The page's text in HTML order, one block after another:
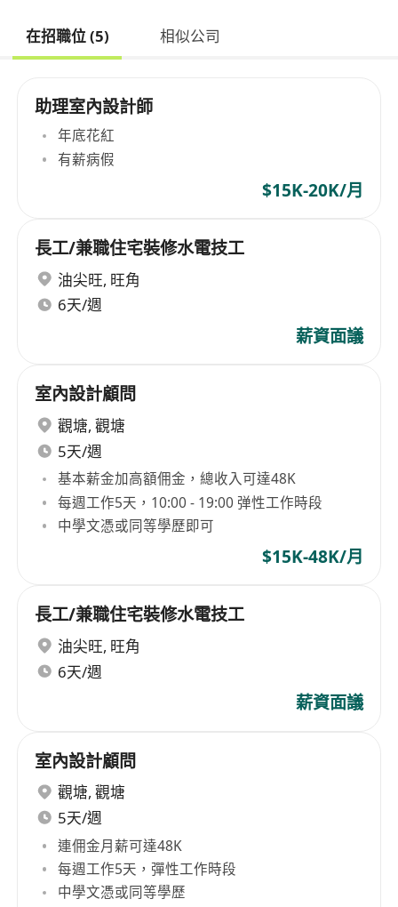
在招職位 (5) 相似公司
助理室內設計師
年底花紅
有薪病假
$15K-20K/月
長工/兼職住宅裝修水電技工
油尖旺, 旺角
6天/週
薪資面議
室內設計顧問
觀塘, 觀塘
5天/週
基本薪金加高額佣金，總收入可達48K
每週工作5天，10:00 - 19:00 弹性工作時段
中學文憑或同等學歷即可
$15K-48K/月
長工/兼職住宅裝修水電技工
油尖旺, 旺角
6天/週
薪資面議
室內設計顧問
觀塘, 觀塘
5天/週
連佣金月薪可達48K
每週工作5天，彈性工作時段
中學文憑或同等學歷